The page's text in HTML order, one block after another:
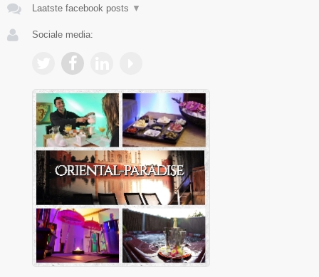
Laatste facebook posts ▼
Sociale media: